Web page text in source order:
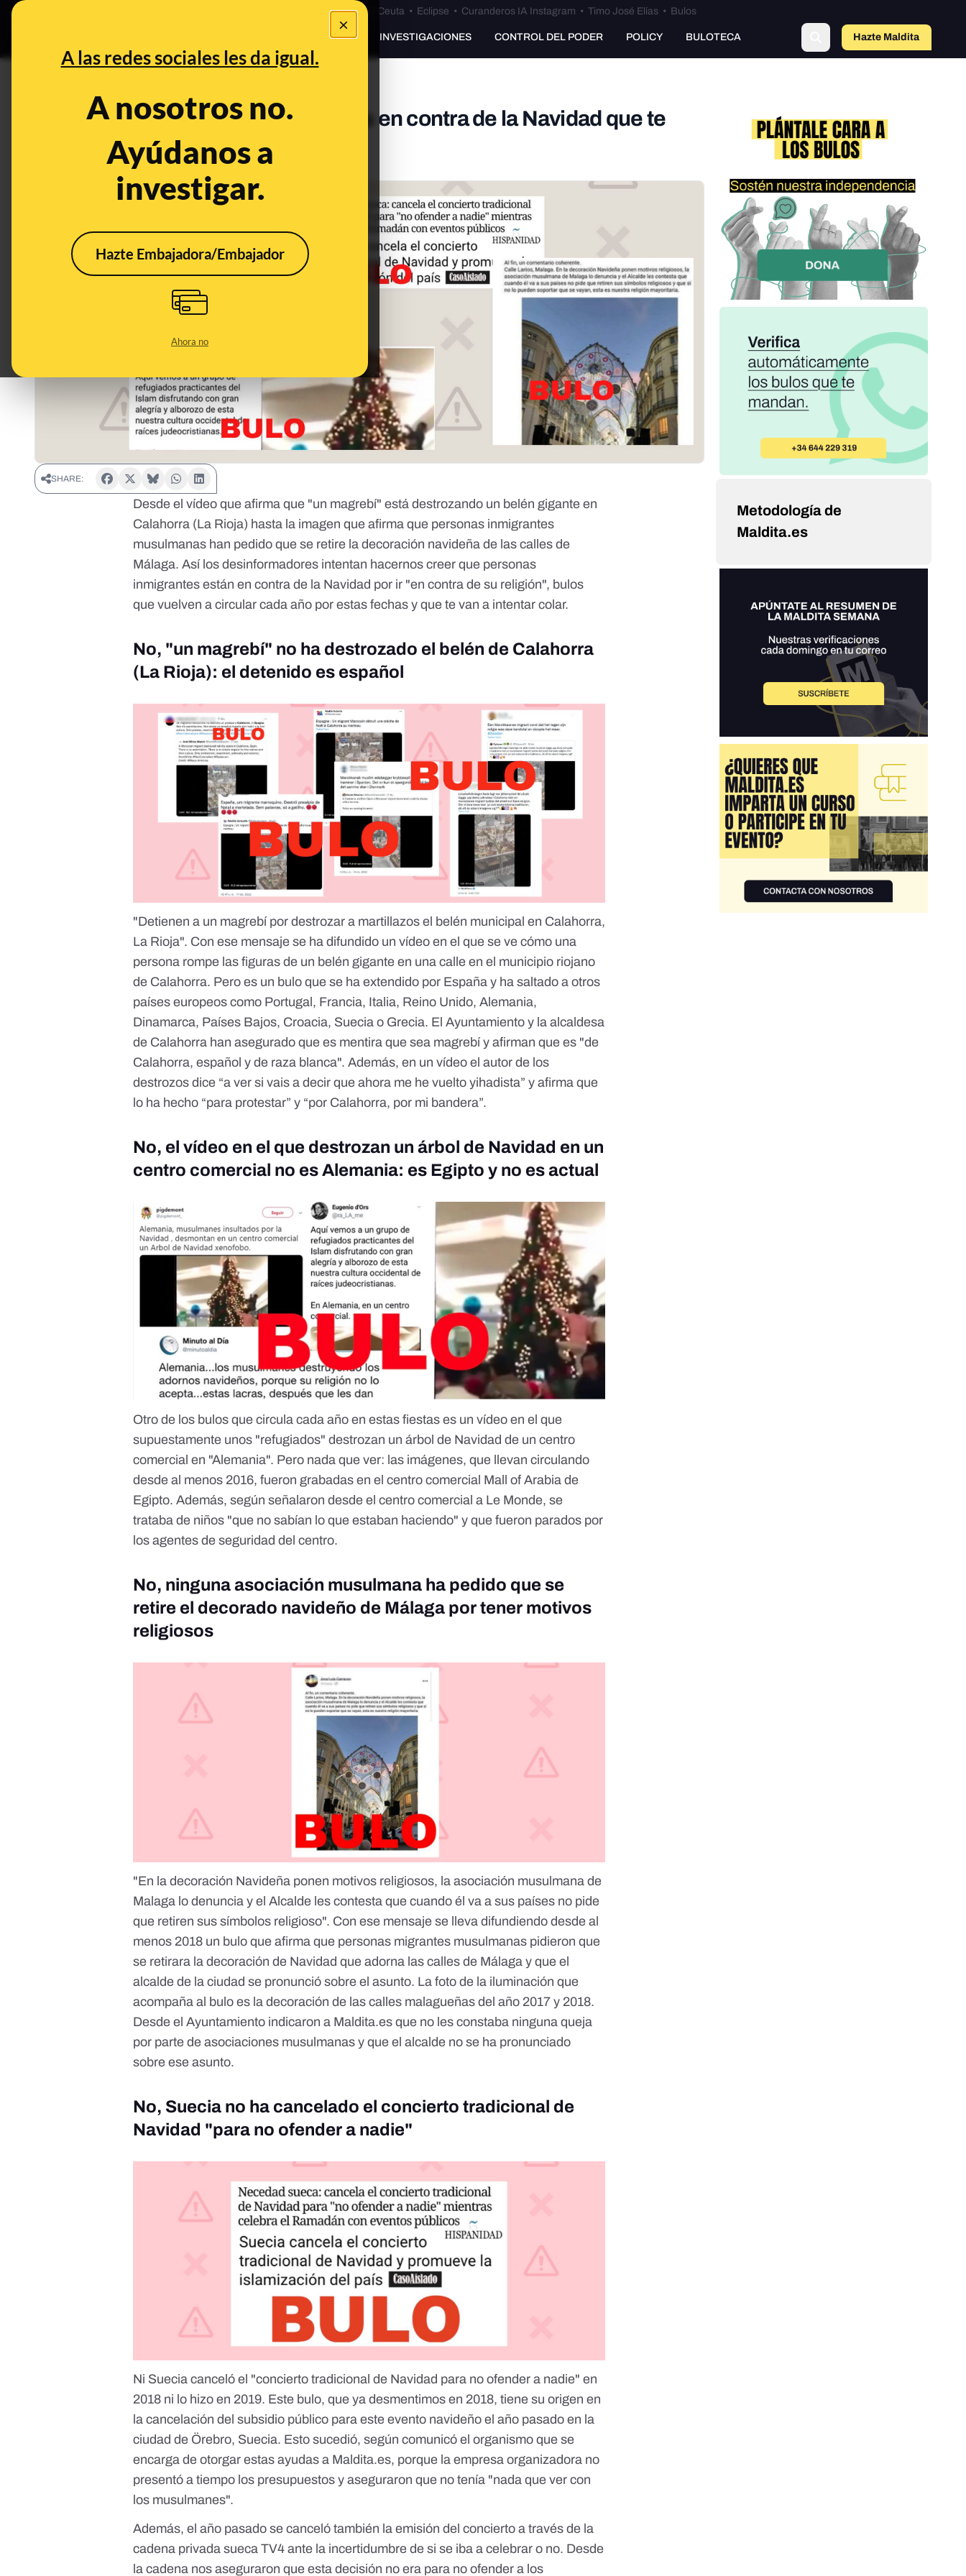
×
A las redes sociales les da igual.
A nosotros no.
Ayúdanos a
investigar.
Hazte Embajadora/Embajador
Ahora no
Especial Ceuta•Bulos Ceuta • Eclipse • Curanderos IA Instagram • Timo José Elías • Bulos
PREBUNKING INVESTIGACIONES CONTROL DEL PODER POLICY BULOTECA Hazte Maldito
Bulos que dicen que son migrantes en contra de la Navidad que te
pueden intentar colar
Dec 25, 2022, 11:03:00 AM
SHARE:
Desde el vídeo que afirma que "un magrebí" está destrozando un belén gigante en
Calahorra (La Rioja) hasta la imagen que afirma que personas inmigrantes
musulmanas han pedido que se retire la decoración navideña de las calles de
Málaga. Así los desinformadores intentan hacernos creer que personas
inmigrantes están en contra de la Navidad por ir "en contra de su religión", bulos
que vuelven a circular cada año por estas fechas y que te van a intentar colar.
No, "un magrebí" no ha destrozado el belén de Calahorra
(La Rioja): el detenido es español
"Detienen a un magrebí por destrozar a martillazos el belén municipal en Calahorra,
La Rioja". Con ese mensaje se ha difundido un vídeo en el que se ve cómo una
persona rompe las figuras de un belén gigante en una calle en el municipio riojano
de Calahorra. Peroes un bulo que se ha extendido por España y ha saltado a otros
países europeos como Portugal, Francia, Italia, Reino Unido, Alemania,
Dinamarca, Países Bajos, Croacia, Suecia o Grecia. El Ayuntamiento y la alcaldesa
de Calahorra han asegurado que es mentira que sea magrebí y afirman que es "de
Calahorra, español y de raza blanca". Además, en un vídeo el autor de los
destrozos dice “a ver si vais a decir que ahora me he vuelto yihadista” y afirma que
lo ha hecho “para protestar” y “por Calahorra, por mi bandera”.
No, el vídeo en el que destrozan un árbol de Navidad en un
centro comercial no es Alemania: es Egipto y no es actual
Otro de los bulos que circula cada año en estas fiestas es un vídeo en el que
supuestamente unos "refugiados" destrozan un árbol de Navidad de un centro
comercial en "Alemania". Pero nada que ver: las imágenes, que llevan circulando
desde al menos 2016, fueron grabadas en el centro comercial Mall of Arabia de
Egipto. Además, según señalaron desde el centro comercial a Le Monde, se
trataba de niños "que no sabían lo que estaban haciendo" y que fueron parados por
los agentes de seguridad del centro.
No, ninguna asociación musulmana ha pedido que se
retire el decorado navideño de Málaga por tener motivos
religiosos
"En la decoración Navideña ponen motivos religiosos, la asociación musulmana de
Malaga lo denuncia y el Alcalde les contesta que cuando él va a sus países no pide
que retiren sus símbolos religioso". Con ese mensaje se lleva difundiendo desde al
menos 2018 un bulo que afirma que personas migrantes musulmanas pidieron que
se retirara la decoración de Navidad que adorna las calles de Málaga y que el
alcalde de la ciudad se pronunció sobre el asunto. La foto de la iluminación que
acompaña al bulo es la decoración de las calles malagueñas del año 2017 y 2018.
Desde el Ayuntamiento indicaron a Maldita.es que no les constaba ninguna queja
por parte de asociaciones musulmanas y que el alcalde no se ha pronunciado
sobre ese asunto.
No, Suecia no ha cancelado el concierto tradicional de
Navidad "para no ofender a nadie"
Ni Suecia canceló el "concierto tradicional de Navidad para no ofender a nadie" en
2018 ni lo hizo en 2019. Este bulo, que ya desmentimos en 2018, tiene su origen en
la cancelación del subsidio público para este evento navideño el año pasado en la
ciudad de Örebro, Suecia. Esto sucedió, según comunicó el organismo que se
encarga de otorgar estas ayudas a Maldita.es, porque la empresa organizadora no
presentó a tiempo los presupuestos y aseguraron que no tenía "nada que ver con
los musulmanes".
Además, el año pasado se canceló también la emisión del concierto a través de la
cadena privada sueca TV4 ante la incertidumbre de si se iba a celebrar o no. Desde
la cadena nos aseguraron que esta decisión no era para no ofender a los
Metodología de
Maldita.es